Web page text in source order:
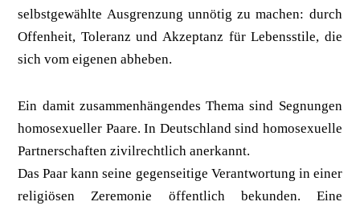
selbstgewählte Ausgrenzung unnötig zu machen: durch
Offenheit, Toleranz und Akzeptanz für Lebensstile, die
sich vom eigenen abheben.
Ein damit zusammenhängendes Thema sind Segnungen
homosexueller Paare. In Deutschland sind homosexuelle
Partnerschaften zivilrechtlich anerkannt.
Das Paar kann seine gegenseitige Verantwortung in einer
religiösen Zeremonie öffentlich bekunden. Eine